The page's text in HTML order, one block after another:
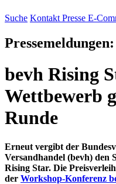
Suche Kontakt Presse E-
Pressemeldungen:
bevh Rising
Wettbewerb
Runde
Erneut vergibt der
Versandhandel (bevh) den
Rising Star. Die
der Workshop-Konferenz